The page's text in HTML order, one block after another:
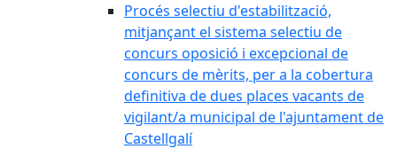
Procés selectiu d'estabilització,
mitjançant el sistema selectiu de
concurs oposició i excepcional de
concurs de mèrits, per a la cobertura
definitiva de dues places vacants de
vigilant/a municipal de l'ajuntament de
Castellgalí